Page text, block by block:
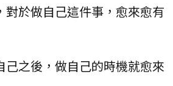
對於做自己這件事，愈來愈有
己之後，做自己的時機就愈來